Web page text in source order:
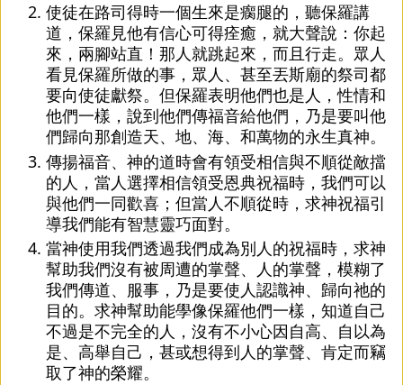
使徒在路司得時一個生來是瘸腿的，聽保羅講
道，保羅見他有信心可得痊癒，就大聲說：你起
來，兩腳站直！那人就跳起來，而且行走。眾人
看見保羅所做的事，眾人、甚至丟斯廟的祭司都
要向使徒獻祭。但保羅表明他們也是人，性情和
他們一樣，說到他們傳福音給他們，乃是要叫他
們歸向那創造天、地、海、和萬物的永生真神。
傳揚福音、神的道時會有領受相信與不順從敵擋
的人，當人選擇相信領受恩典祝福時，我們可以
與他們一同歡喜；但當人不順從時，求神祝福引
導我們能有智慧靈巧面對。
當神使用我們透過我們成為別人的祝福時，求神
幫助我們沒有被周遭的掌聲、人的掌聲，模糊了
我們傳道、服事，乃是要使人認識神、歸向祂的
目的。求神幫助能學像保羅他們一樣，知道自己
不過是不完全的人，沒有不小心因自高、自以為
是、高舉自己，甚或想得到人的掌聲、肯定而竊
取了神的榮耀。